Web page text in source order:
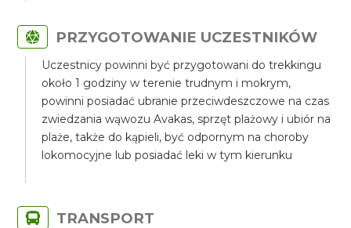
PRZYGOTOWANIE UCZESTNIKÓW
Uczestnicy powinni być przygotowani do trekkingu
około 1 godziny w terenie trudnym i mokrym,
powinni posiadać ubranie przeciwdeszczowe na czas
zwiedzania wąwozu Avakas, sprzęt plażowy i ubiór na
plaże, także do kąpieli, być odpornym na choroby
lokomocyjne lub posiadać leki w tym kierunku
TRANSPORT